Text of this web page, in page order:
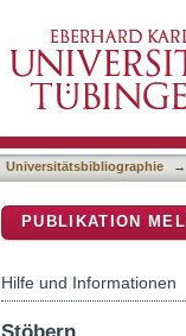
Universitätsbibliographie →
PUBLIKATION
Hilfe und Informationen
Stöbern